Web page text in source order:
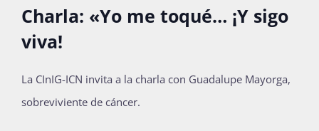
Bienvenida generación 2027-1
Charla: «Yo me toqué… ¡Y sigo
viva!
La CInIG-ICN invita a la charla con Guadalupe Mayorga,
sobreviviente de cáncer.